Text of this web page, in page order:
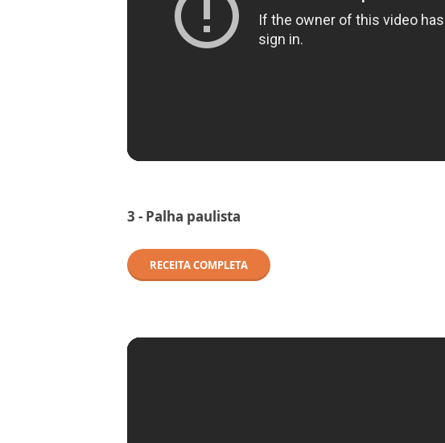
3 - Palha paulista
RECEITA COMPLETA